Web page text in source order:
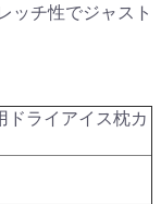
ッチ性でジャスト
ドライアイス枕カ